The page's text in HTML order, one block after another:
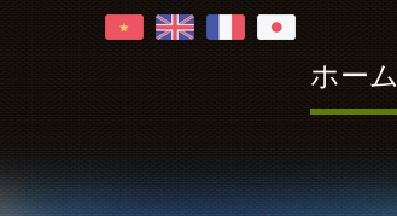
ホーム